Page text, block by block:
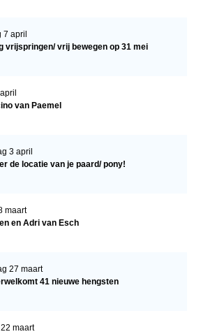
7 april
vrijspringen/ vrij bewegen op 31 mei
van Paemel
3 april
de locatie van je paard/ pony!
maart
en Adri van Esch
27 maart
41 nieuwe hengsten
maart